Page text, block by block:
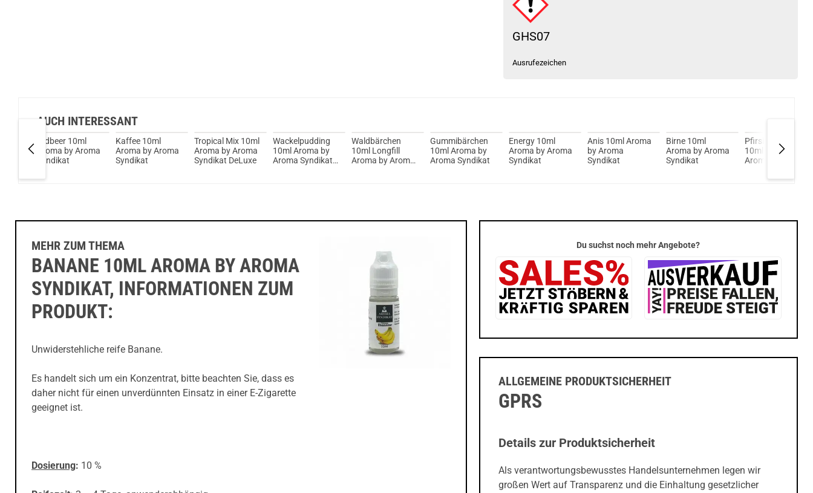
GHS07
Ausrufezeichen
AUCH INTERESSANT
Erdbeer 10ml
Aroma by Aroma
Syndikat
Kaffee 10ml
Aroma by Aroma
Syndikat
Tropical Mix 10ml
Aroma by Aroma
Syndikat DeLuxe
Wackelpudding
10ml Aroma by
Aroma Syndikat
Waldbärchen
10ml Longfill
Aroma by Aroma
Gummibärchen
10ml Aroma by
Aroma Syndikat
Energy 10ml
Aroma by Aroma
Syndikat
Anis 10ml Aroma
by Aroma
Syndikat
Birne 10ml
Aroma by Aroma
Syndikat
Pfirsich Eistee
10ml Longfill
Aroma by Aroma
MEHR ZUM THEMA
BANANE 10ML AROMA BY AROMA
SYNDIKAT, INFORMATIONEN ZUM
PRODUKT:
Unwiderstehliche reife Banane.
Es handelt sich um ein Konzentrat, bitte beachten Sie, dass es
daher nicht für einen unverdünnten Einsatz in einer E-Zigarette
geeignet ist.
Dosierung: 10 %
Du suchst noch mehr Angebote?
ALLGEMEINE PRODUKTSICHERHEIT
GPRS
Details zur Produktsicherheit
Als verantwortungsbewusstes Handelsunternehmen legen wir
großen Wert auf Transparenz und die Einhaltung gesetzlicher